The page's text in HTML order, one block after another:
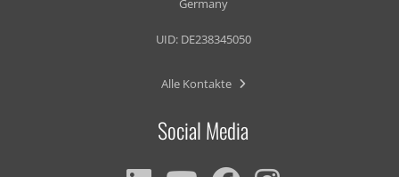
Germany
UID: DE238345050
Alle Kontakte
Social Media